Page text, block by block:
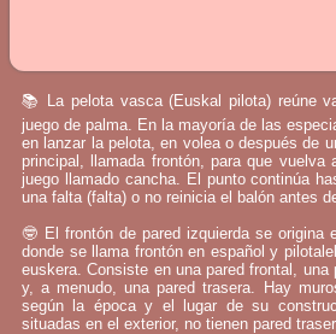
📚 La pelota vasca (Euskal pilota) reúne
juego de palma. En la mayoría de las
en lanzar la pelota, en volea o después de
principal, llamada frontón, para que vuelva
juego llamado cancha. El punto continúa
una falta (falta) o no reinicia el balón antes
🤓 El frontón de pared izquierda se origina
donde se llama frontón en español y
euskera. Consiste en una pared frontal, una
y, a menudo, una pared trasera. Hay
según la época y el lugar de su
situadas en el exterior, no tienen pared